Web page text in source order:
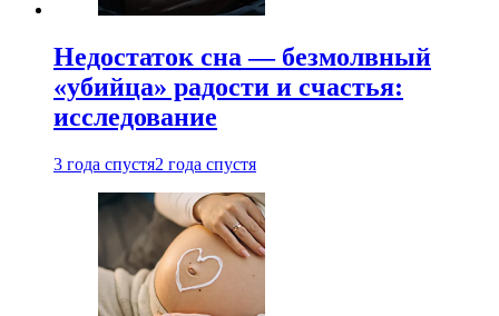
Недостаток сна — безмолвный
«убийца» радости и счастья:
исследование
3 года спустя2 года спустя